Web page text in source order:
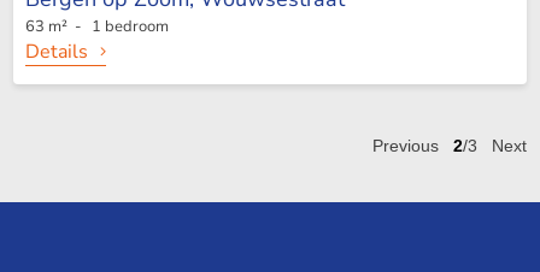
63 m² - 1 bedroom
Details
Previous 2/3 Next